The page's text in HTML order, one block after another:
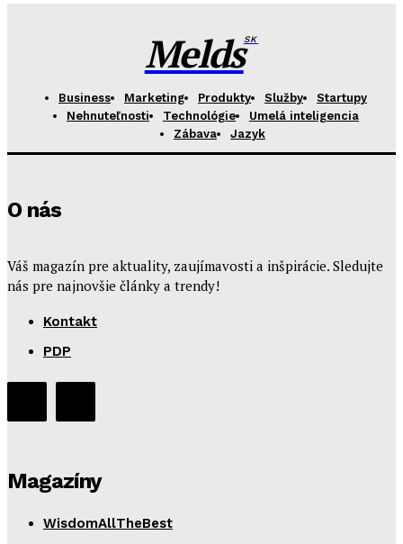
MeldsSK
Business Marketing Produkty Služby
Startupy
Nehnuteľnosti
Technológie
Umelá inteligencia
Zábava
Jazyk
O nás
Váš magazín pre aktuality, zaujímavosti a inšpirácie. Sledujte
nás pre najnovšie články a trendy!
Kontakt
PDP
Magazíny
WisdomAllTheBest